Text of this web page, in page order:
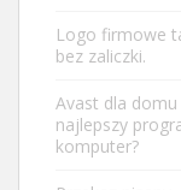
Logo firmowe
bez zaliczki.
Avast dla
najlepszy
komputer?